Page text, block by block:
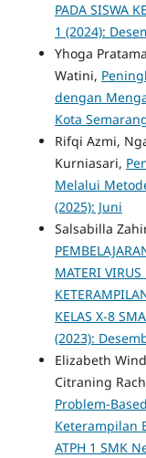
PADA SISWA
1 (2024):
Yhoga
Watini,
dengan
Kota
Rifqi Azmi,
Kurniasari,
Melalui
(2025): Juni
Salsabilla
MATERI
KELAS X-8
(2023):
Elizabeth
Citraning
Problem-
Keterampilan
ATPH 1 SMK